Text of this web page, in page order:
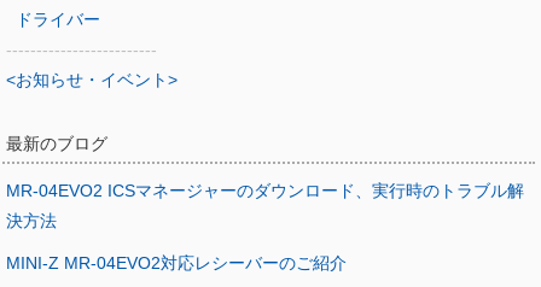
ドライバー
-------------------------
<お知らせ・イベント>
最新のブログ
MR-04EVO2 ICSマネージャーのダウンロード、実行時のトラブル解
決方法
MINI-Z MR-04EVO2対応レシーバーのご紹介